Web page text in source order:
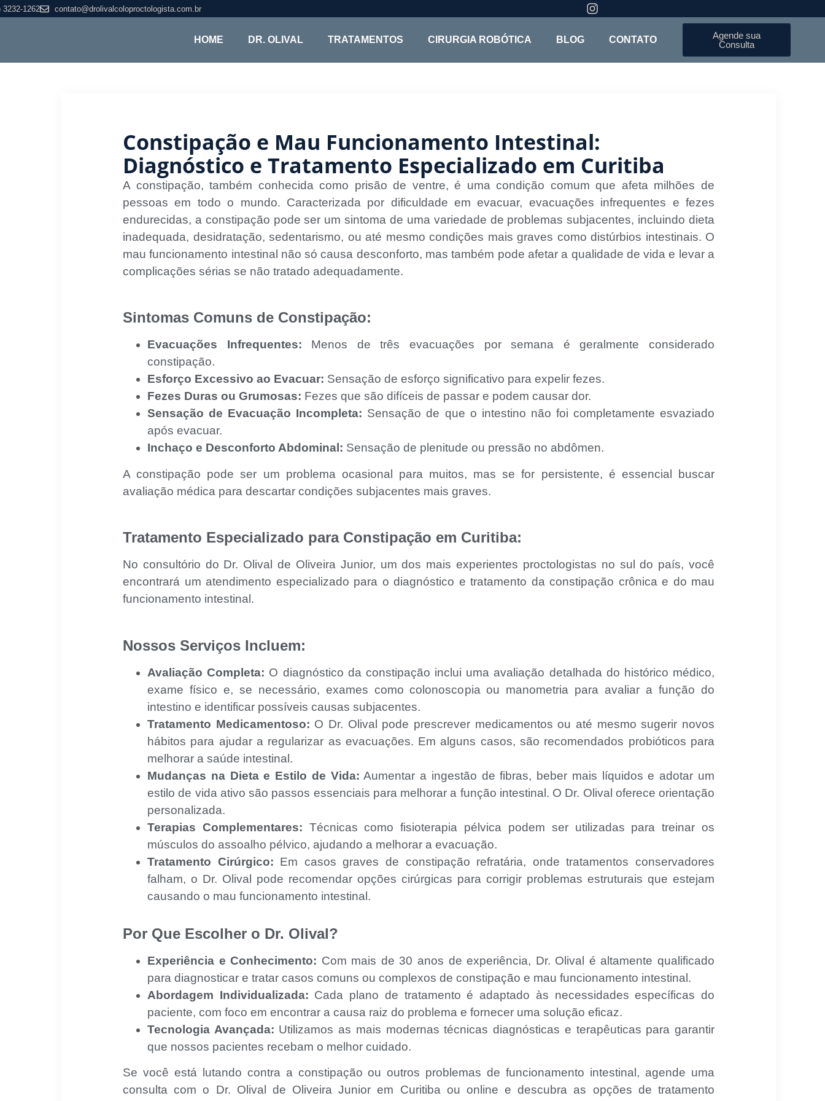
3232-1262 contato@drolivalcoloproctologista.com.br
HOME DR. OLIVAL TRATAMENTOS CIRURGIA ROBÓTICA BLOG CONTATO
Agende sua
Consulta
Constipação e Mau Funcionamento Intestinal:
Diagnóstico e Tratamento Especializado em Curitiba
A constipação, também conhecida como prisão de ventre, é uma condição comum que afeta milhões de
pessoas em todo o mundo. Caracterizada por dificuldade em evacuar, evacuações infrequentes e fezes
endurecidas, a constipação pode ser um sintoma de uma variedade de problemas subjacentes, incluindo dieta
inadequada, desidratação, sedentarismo, ou até mesmo condições mais graves como distúrbios intestinais. O
mau funcionamento intestinal não só causa desconforto, mas também pode afetar a qualidade de vida e levar a
complicações sérias se não tratado adequadamente.
Sintomas Comuns de Constipação:
Evacuações Infrequentes: Menos de três evacuações por semana é geralmente considerado
constipação.
Esforço Excessivo ao Evacuar: Sensação de esforço significativo para expelir fezes.
Fezes Duras ou Grumosas: Fezes que são difíceis de passar e podem causar dor.
Sensação de Evacuação Incompleta: Sensação de que o intestino não foi completamente esvaziado
após evacuar.
Inchaço e Desconforto Abdominal: Sensação de plenitude ou pressão no abdômen.
A constipação pode ser um problema ocasional para muitos, mas se for persistente, é essencial buscar
avaliação médica para descartar condições subjacentes mais graves.
Tratamento Especializado para Constipação em Curitiba:
No consultório do Dr. Olival de Oliveira Junior, um dos mais experientes proctologistas no sul do país, você
encontrará um atendimento especializado para o diagnóstico e tratamento da constipação crônica e do mau
funcionamento intestinal.
Nossos Serviços Incluem:
Avaliação Completa: O diagnóstico da constipação inclui uma avaliação detalhada do histórico médico,
exame físico e, se necessário, exames como colonoscopia ou manometria para avaliar a função do
intestino e identificar possíveis causas subjacentes.
Tratamento Medicamentoso: O Dr. Olival pode prescrever medicamentos ou até mesmo sugerir novos
hábitos para ajudar a regularizar as evacuações. Em alguns casos, são recomendados probióticos para
melhorar a saúde intestinal.
Mudanças na Dieta e Estilo de Vida: Aumentar a ingestão de fibras, beber mais líquidos e adotar um
estilo de vida ativo são passos essenciais para melhorar a função intestinal. O Dr. Olival oferece orientação
personalizada.
Terapias Complementares: Técnicas como fisioterapia pélvica podem ser utilizadas para treinar os
músculos do assoalho pélvico, ajudando a melhorar a evacuação.
Tratamento Cirúrgico: Em casos graves de constipação refratária, onde tratamentos conservadores
falham, o Dr. Olival pode recomendar opções cirúrgicas para corrigir problemas estruturais que estejam
causando o mau funcionamento intestinal.
Por Que Escolher o Dr. Olival?
Experiência e Conhecimento: Com mais de 30 anos de experiência, Dr. Olival é altamente qualificado
para diagnosticar e tratar casos comuns ou complexos de constipação e mau funcionamento intestinal.
Abordagem Individualizada: Cada plano de tratamento é adaptado às necessidades específicas do
paciente, com foco em encontrar a causa raiz do problema e fornecer uma solução eficaz.
Tecnologia Avançada: Utilizamos as mais modernas técnicas diagnósticas e terapêuticas para garantir
que nossos pacientes recebam o melhor cuidado.
Se você está lutando contra a constipação ou outros problemas de funcionamento intestinal, agende uma
consulta com o Dr. Olival de Oliveira Junior em Curitiba ou online e descubra as opções de tratamento